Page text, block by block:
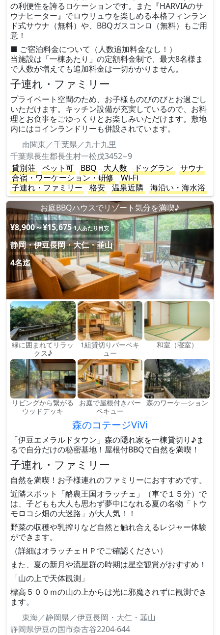
の利便性を誇るロケーションです。また『HARVIAのサ
ウナヒーター』でロウリュウを楽しめる本格フィンラン
ド式サウナ（無料）や、BBQガスコンロ（無料）もご用
意！
■ ご宿泊料金について（人数追加料金なし！）
当施設は「一棟あたり」の定額料金制で、最大8名様ま
で人数が増えても追加料金は一切かかりません。
子連れ・ファミリー
プライベート空間のため、お子様ものびのびとお過ごし
いただけます。キッチン設備が充実しているので、お料
理とお食事をごゆっくりとお楽しみいただけます。敷地
内にはコインランドリーも併設されています。
南関東／千葉県／九十九里
千葉県長生郡長生村一松戊3452−9
貸別荘
ペット可 BBQ 大人数 ドッグラン
サウナ
合宿・ワーケーション・研修
Wi-Fi
子連れ・ファミリー
格安 温泉近隣
海沿い・海水浴
お庭BBQハウスでリゾート気分を満喫♪
¥8,900～¥15,675 1人あたり目安
静岡・伊豆長岡・大仁・韮山
4名迄
緑に囲まれてリラッ
クス♪
1組貸切りバーベキ
ュー
和室（寝室）
リビングから繋がる
ウッドデッキ
お庭で屋根付きバー
ベキュー
森のワーケ―ション
森のコテージViVi
「伊豆エメラルドタウン」森の隠れ家を一棟貸切り♪ま
るで自分だけの秘密基地！屋根付BBQで自然を満喫！
子連れ・ファミリー
自然を満喫！お子様連れのファミリーにおすすめです。
近隣スポット「酪農王国オラッチェ」（車で１５分）で
は、子どもも大人も思わず夢中になれる夏の名物「トウ
モロコシ畑の大迷路」が大人気！！
野菜の収穫や乳搾りなど自然と触れ合えるレジャー体験
ができます。
（詳細はオラッチェＨＰでご確認ください）
また、夏の新月や流星群の時期は星空観賞がおすすめ！
「山の上で天体観測」
標高５００ｍの山の上からは光に邪魔されずに観測でき
ます。
東海／静岡県／伊豆長岡・大仁・韮山
静岡県伊豆の国市奈古谷2204-644